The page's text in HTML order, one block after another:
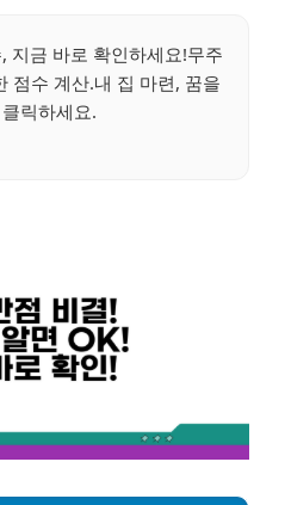
지금 바로 확인하세요!무주
점수 계산.내 집 마련, 꿈을
릭하세요.